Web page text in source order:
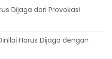
Dijaga dari Provokasi
Harus Dijaga dengan